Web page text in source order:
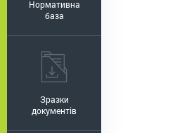
Нормативна
база
Зразки
документів